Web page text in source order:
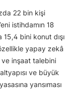
22 bin kişi
istihdamın 18
bini konut dışı
yapay zekâ
ve inşaat talebini
ve büyük
yansıması